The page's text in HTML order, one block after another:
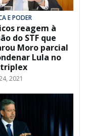
E PODER
reagem à
do STF que
Moro parcial
Lula no
triplex
2021